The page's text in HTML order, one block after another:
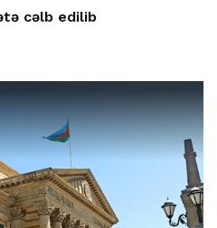
cəlb edilib